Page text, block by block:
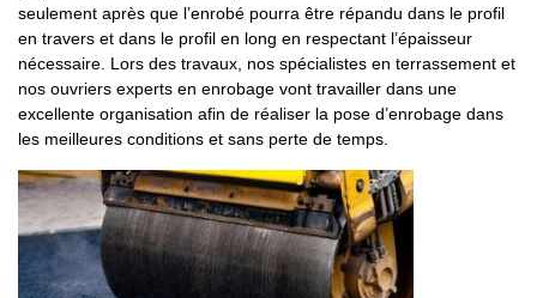
seulement après que l’enrobé pourra être répandu dans le profil
en travers et dans le profil en long en respectant l’épaisseur
nécessaire. Lors des travaux, nos spécialistes en terrassement et
nos ouvriers experts en enrobage vont travailler dans une
excellente organisation afin de réaliser la pose d’enrobage dans
les meilleures conditions et sans perte de temps.